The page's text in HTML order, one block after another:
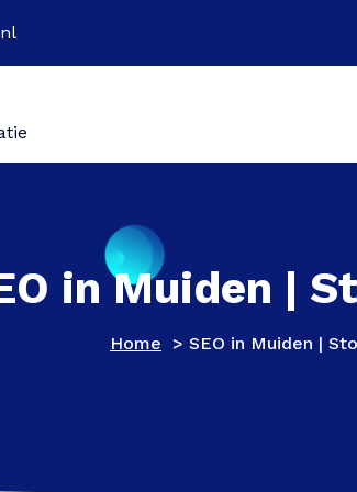
in Muiden |
Home > SEO in Muiden |